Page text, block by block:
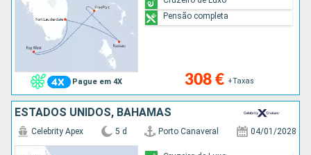
Pague em 4X 308 € +Taxas
Pensão completa
ESTADOS UNIDOS, BAHAMAS
Celebrity Apex 5 d Porto Canaveral 04/01/2028